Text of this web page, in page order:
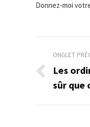
Donnez-moi
de
ONGLET
Onglet
précédent
Les
sûr que